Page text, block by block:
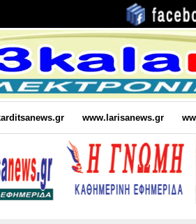
www.larisanews.gr